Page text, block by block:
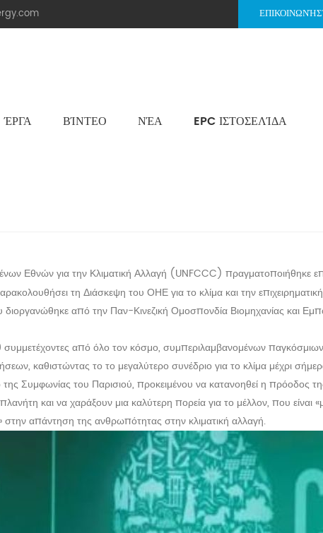
ΈΡΓΑ ΒΊΝΤΕΟ ΝΈΑ EPC ΙΣΤΟΣΕΛΊΔΑ
Εθνών για την Κλιματική Αλλαγή (UNFCCC) πραγματοποιήθηκε
τη Διάσκεψη του ΟΗΕ για το κλίμα και την
από την Παν-Κινεζική Ομοσπονδία Βιομηχανίας και
από όλο τον κόσμο, συμπεριλαμβανομένων
καθιστώντας το το μεγαλύτερο συνέδριο για το κλίμα μέχρι
Συμφωνίας του Παρισιού, προκειμένου να κατανοηθεί η πρόοδος
και να χαράξουν μια καλύτερη πορεία για το μέλλον, που είναι
στην απάντηση της ανθρωπότητας στην κλιματική αλλαγή.